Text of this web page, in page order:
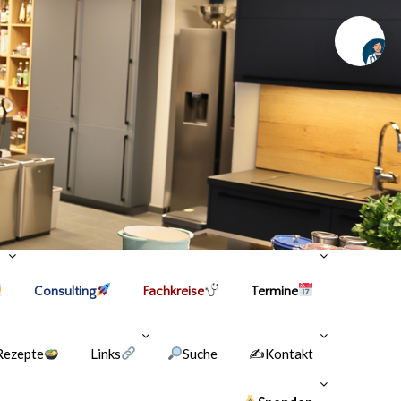
Consulting Fachkreise Termine
Links Suche ✍Kontakt
Chat